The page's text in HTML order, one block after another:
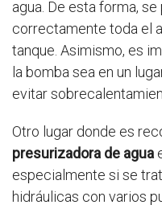
agua. De esta forma,
correctamente toda el
tanque. Asimismo, es
la bomba sea en un
evitar
Otro lugar donde es
presurizadora de agua
especialmente si se
hidráulicas con varios